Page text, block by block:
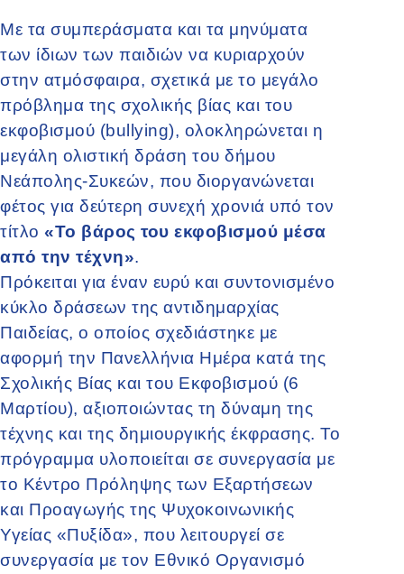
Με τα συμπεράσματα και τα μηνύματα
των ίδιων των παιδιών να κυριαρχούν
στην ατμόσφαιρα, σχετικά με το μεγάλο
πρόβλημα της σχολικής βίας και του
εκφοβισμού (bullying), ολοκληρώνεται η
μεγάλη ολιστική δράση του δήμου
Νεάπολης-Συκεών, που διοργανώνεται
φέτος για δεύτερη συνεχή χρονιά υπό τον
τίτλο «Το βάρος του εκφοβισμού μέσα
από την τέχνη».
Πρόκειται για έναν ευρύ και συντονισμένο
κύκλο δράσεων της αντιδημαρχίας
Παιδείας, ο οποίος σχεδιάστηκε με
αφορμή την Πανελλήνια Ημέρα κατά της
Σχολικής Βίας και του Εκφοβισμού (6
Μαρτίου), αξιοποιώντας τη δύναμη της
τέχνης και της δημιουργικής έκφρασης. Το
πρόγραμμα υλοποιείται σε συνεργασία με
το Κέντρο Πρόληψης των Εξαρτήσεων
και Προαγωγής της Ψυχοκοινωνικής
Υγείας «Πυξίδα», που λειτουργεί σε
συνεργασία με τον Εθνικό Οργανισμό